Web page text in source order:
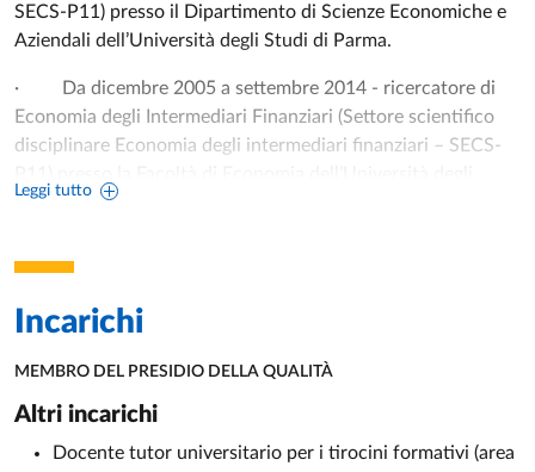
Leggi tutto
SECS-P11) presso il Dipartimento di Scienze Economiche e
Aziendali dell’Università degli Studi di Parma.
· Da dicembre 2005 a settembre 2014 - ricercatore di
Economia degli Intermediari Finanziari (Settore scientifico
disciplinare Economia degli intermediari finanziari – SECS-
Studi di Parma.
presso la Facoltà di Economia dell’Università degli Studi di
“Evoluzione degli strumenti e dei criteri della vigilanza sul
sistema bancario”.
· 2002 – dottore di ricerca in Mercati e Intermediari
Incarichi
MEMBRO DEL PRESIDIO DELLA QUALITÀ
Altri incarichi
Docente tutor universitario per i tirocini formativi (area